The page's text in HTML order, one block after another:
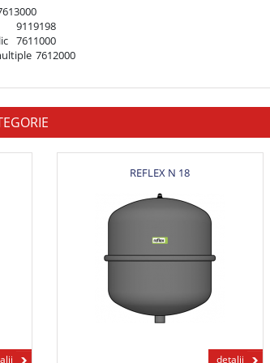
Consola de perete cu racorduri multiple	7612000
REFLEX N 18
detalii